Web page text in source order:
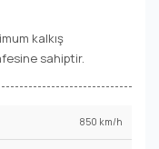
kalkış
sahiptir.
850 km/h